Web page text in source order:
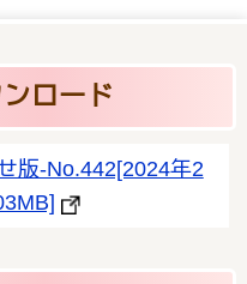
ロード
版-No.442[2024年2